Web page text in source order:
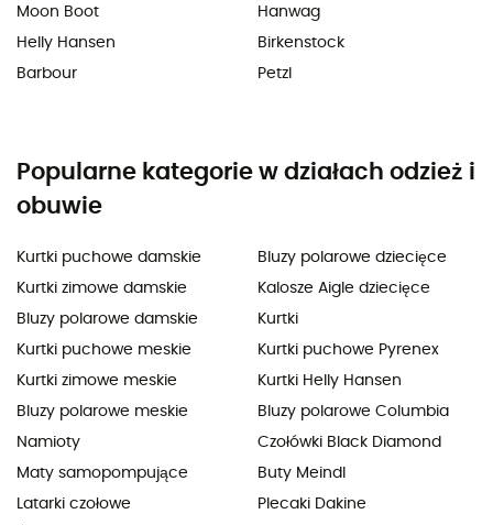
Moon Boot
Helly Hansen
Barbour
Hanwag
Birkenstock
Petzl
Popularne kategorie w działach odzież i
obuwie
Kurtki puchowe damskie
Kurtki zimowe damskie
Bluzy polarowe damskie
Kurtki puchowe meskie
Kurtki zimowe meskie
Bluzy polarowe meskie
Namioty
Maty samopompujące
Latarki czołowe
Bluzy polarowe dziecięce
Kalosze Aigle dziecięce
Kurtki
Kurtki puchowe Pyrenex
Kurtki Helly Hansen
Bluzy polarowe Columbia
Czołówki Black Diamond
Buty Meindl
Plecaki Dakine